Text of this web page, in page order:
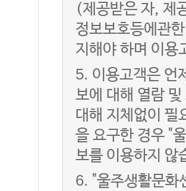
(제공받은 자, 제
정보보호등에관
지해야 하며 이용
5. 이용고객은 언
보에 대해 열람
대해 지체없이 필
을 요구한 경우 "
보를 이용하지 않
6. "울주생활문화